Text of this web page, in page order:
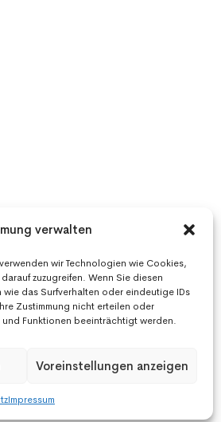
verwalten
wir Technologien wie Cookies,
zuzugreifen. Wenn Sie diesen
das Surfverhalten oder eindeutige IDs
Zustimmung nicht erteilen oder
Funktionen beeinträchtigt werden.
Voreinstellungen anzeigen
Impressum
Wir akzeptieren: